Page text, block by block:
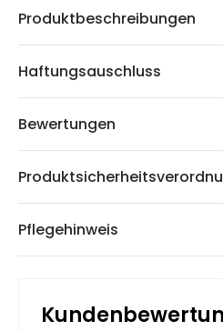
Produktbeschreibungen
Haftungsauschluss
Bewertungen
Pflegehinweis